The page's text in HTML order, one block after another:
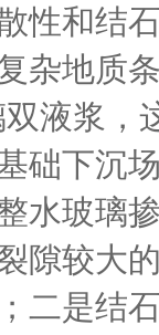
性和结
杂地质
液浆，
础下沉
水玻璃
隙较大
二是结